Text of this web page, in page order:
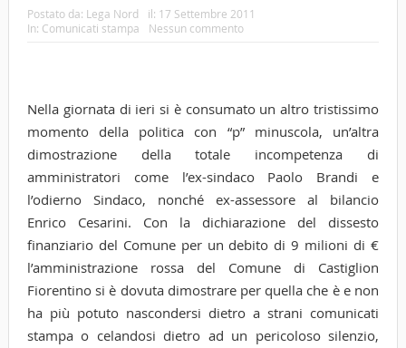
Postato da: Lega Nord il: 17 Settembre 2011
In: Comunicati stampa Nessun commento
Nella giornata di ieri si è consumato un altro tristissimo
momento della politica con “p” minuscola, un’altra
dimostrazione della totale incompetenza di
amministratori come l’ex-sindaco Paolo Brandi e
l’odierno Sindaco, nonché ex-assessore al bilancio
Enrico Cesarini. Con la dichiarazione del dissesto
finanziario del Comune per un debito di 9 milioni di €
l’amministrazione rossa del Comune di Castiglion
Fiorentino si è dovuta dimostrare per quella che è e non
ha più potuto nascondersi dietro a strani comunicati
stampa o celandosi dietro ad un pericoloso silenzio,